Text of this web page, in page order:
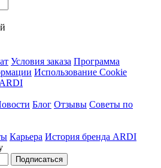
Условия заказа Программа
Использование Cookie
Блог Отзывы Советы по
Карьера История бренда ARDI
Подписаться